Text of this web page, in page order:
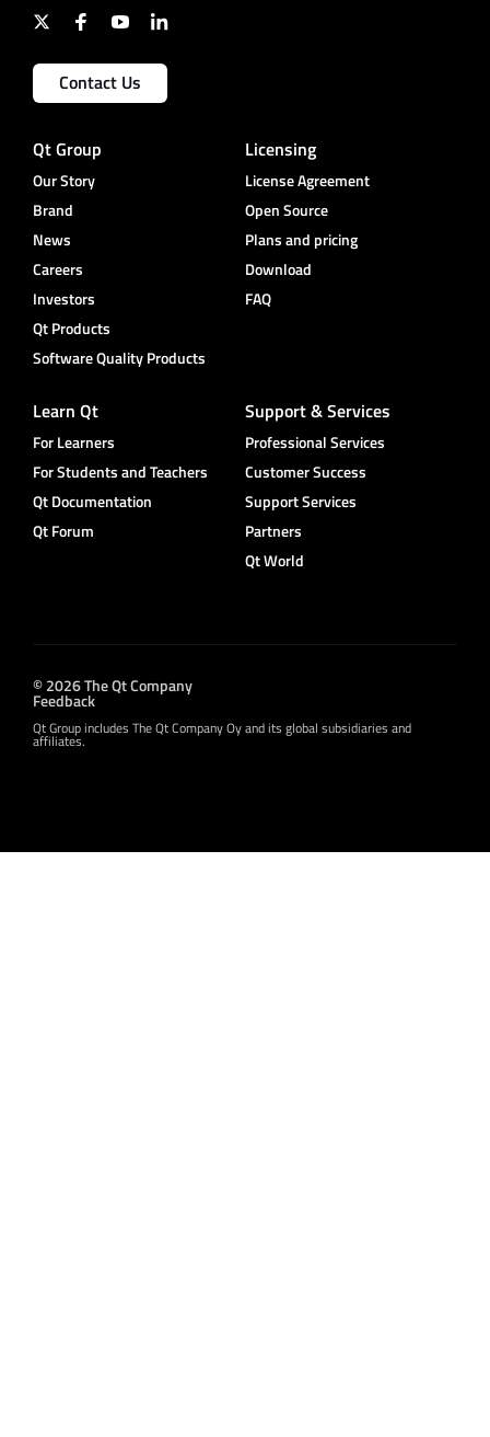
Contact Us
Qt Group
Our Story
Brand
News
Careers
Investors
Qt Products
Software Quality Products
Licensing
License Agreement
Open Source
Plans and pricing
Download
FAQ
Learn Qt
For Learners
For Students and Teachers
Qt Documentation
Qt Forum
Support & Services
Professional Services
Customer Success
Support Services
Partners
Qt World
© 2026 The Qt Company
Feedback
Qt Group includes The Qt Company Oy and its global subsidiaries and
affiliates.